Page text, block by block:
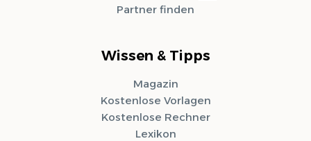
Partner finden
Wissen & Tipps
Magazin
Kostenlose Vorlagen
Kostenlose Rechner
Lexikon